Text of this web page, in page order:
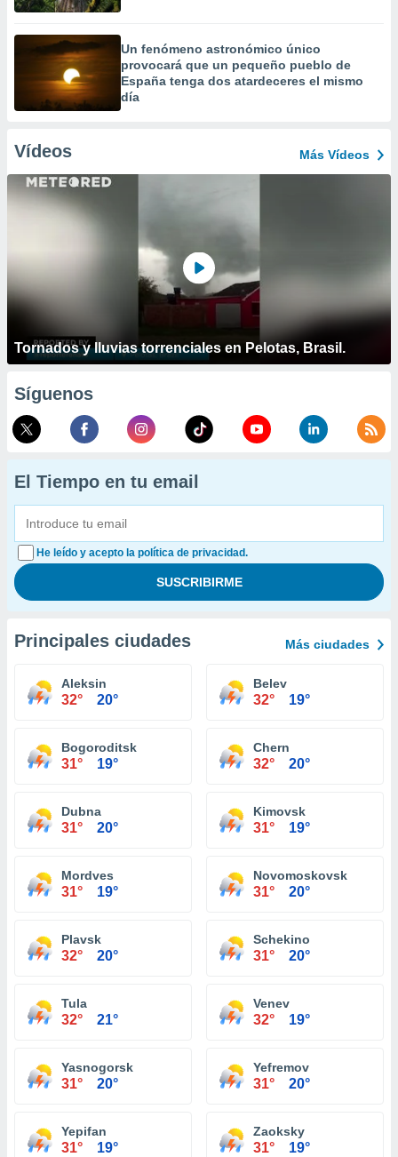
Un fenómeno astronómico único
provocará que un pequeño pueblo de
España tenga dos atardeceres el mismo
día
Vídeos Más Vídeos
Tornados y lluvias torrenciales en Pelotas, Brasil.
Síguenos
El Tiempo en tu email
He leído y acepto la política de privacidad.
Principales ciudades Más ciudades
Aleksin
32° 20°
Belev
32° 19°
Bogoroditsk
31° 19°
Chern
32° 20°
Dubna
31° 20°
Kimovsk
31° 19°
Mordves
31° 19°
Novomoskovsk
31° 20°
Plavsk
32° 20°
Schekino
31° 20°
Tula
32° 21°
Venev
32° 19°
Yasnogorsk
31° 20°
Yefremov
31° 20°
Yepifan
31° 19°
Zaoksky
31° 19°